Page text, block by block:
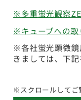
※多重蛍光観察
※キューブへの取
※各社蛍光顕微鏡
きましては、下記
※スクロールしてご